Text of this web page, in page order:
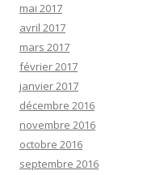
mai 2017
avril 2017
mars 2017
février 2017
janvier 2017
décembre 2016
novembre 2016
octobre 2016
septembre 2016